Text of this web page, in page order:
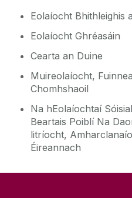
Eolaíocht Bhithleighis
Eolaíocht Ghréasáin
Cearta an Duine
Muireolaíocht,
Chomhshaoil
Na hEolaíochtaí
Beartais Poiblí Na
litríocht,
Éireannach